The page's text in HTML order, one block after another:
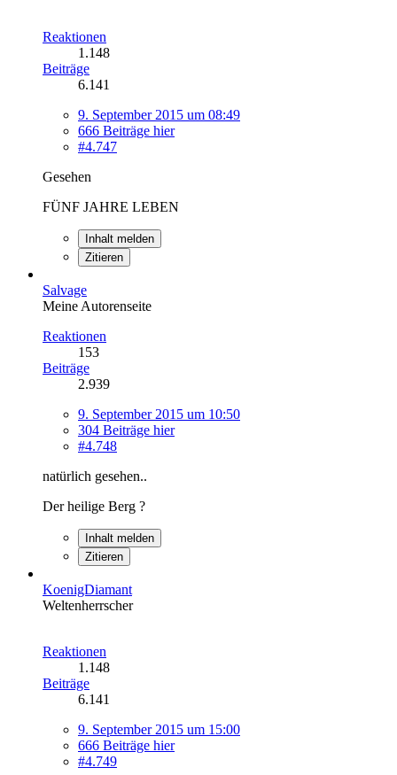
Reaktionen
1.148
Beiträge
6.141
9. September 2015 um 08:49
666 Beiträge hier
#4.747
Gesehen
FÜNF JAHRE LEBEN
Inhalt melden
Zitieren
Salvage
Meine Autorenseite
Reaktionen
153
Beiträge
2.939
9. September 2015 um 10:50
304 Beiträge hier
#4.748
natürlich gesehen..
Der heilige Berg ?
Inhalt melden
Zitieren
KoenigDiamant
Weltenherrscher
Reaktionen
1.148
Beiträge
6.141
9. September 2015 um 15:00
666 Beiträge hier
#4.749